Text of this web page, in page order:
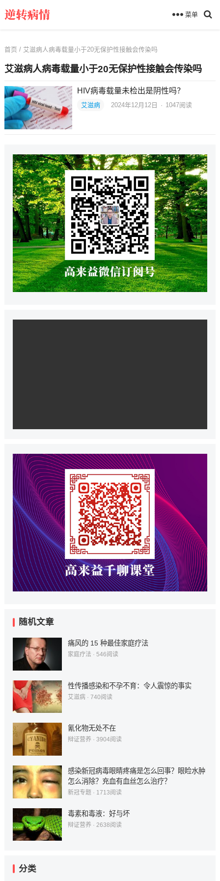
菜单
首页 / 艾滋病人病毒载量小于20无保护性接触会传染吗
艾滋病人病毒载量小于20无保护性接触会传染吗
HIV病毒载量未检出是阴性吗？
艾滋病 2024年12月12日 · 1047阅读
随机文章
痛风的 15 种最佳家庭疗法
家庭疗法 · 546阅读
性传播感染和不孕不育：令人震惊的事实
艾滋病· 740阅读
氰化物无处不在
辩证营养 · 3904阅读
感染新冠病毒眼睛疼痛是怎么回事？眼睑水肿
怎么消除？充血有血丝怎么治疗？
新冠专题 · 1713阅读
毒素和毒液：好与坏
辩证营养 · 2638阅读
分类